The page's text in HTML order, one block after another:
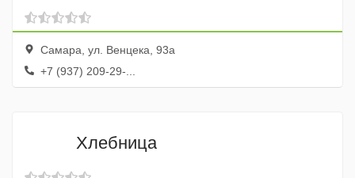
Самара, ул. Венцека, 93а
+7 (937) 209-29-...
Хлебница